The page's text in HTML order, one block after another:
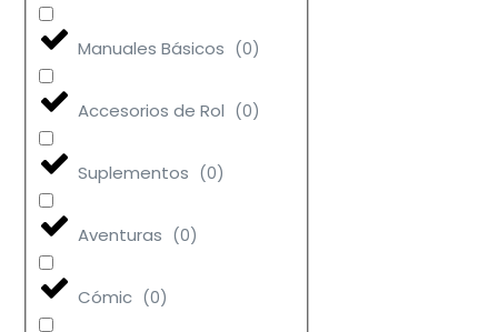
Manuales Básicos (0)
Accesorios de Rol (0)
Suplementos (0)
Aventuras (0)
Cómic (0)